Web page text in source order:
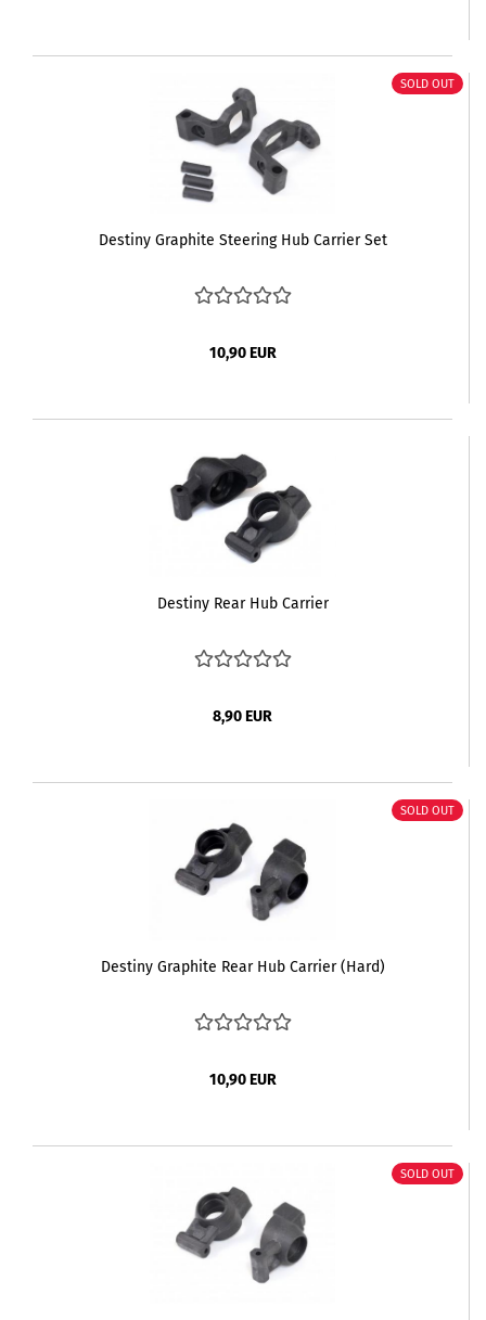
SOLD OUT
Destiny Graphite Steering Hub Carrier Set
10,90 EUR
Destiny Rear Hub Carrier
8,90 EUR
SOLD OUT
Destiny Graphite Rear Hub Carrier (Hard)
10,90 EUR
SOLD OUT